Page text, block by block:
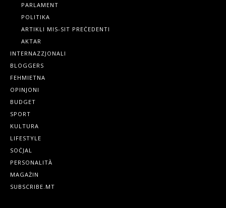
PARLAMENT
POLITIKA
ARTIKLI MIS-SIT PREĊEDENTI
AKTAR
INTERNAZZJONALI
BLOGGERS
FEHMIETNA
OPINJONI
BUDGET
SPORT
KULTURA
LIFESTYLE
SOĊJAL
PERSONALITÀ
MAGAŻIN
SUBSCRIBE.MT